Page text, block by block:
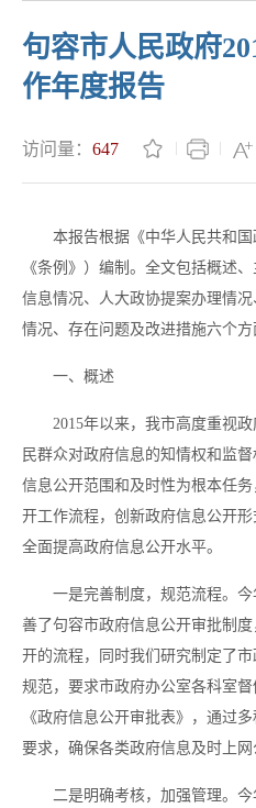
句容市人民政府
作年度报告
访问量： 647
本报告根据《中华人民共和
《条例》）编制。全文包括概述
信息情况、人大政协提案办理情
情况、存在问题及改进措施六个方
一、概述
2015年以来，我市高度重视
民群众对政府信息的知情权和监
信息公开范围和及时性为根本任
开工作流程，创新政府信息公开形
全面提高政府信息公开水平。
一是完善制度，规范流程。
善了句容市政府信息公开审批制
开的流程，同时我们研究制定了
规范，要求市政府办公室各科室
《政府信息公开审批表》，通过
要求，确保各类政府信息及时上网
二是明确考核，加强管理。